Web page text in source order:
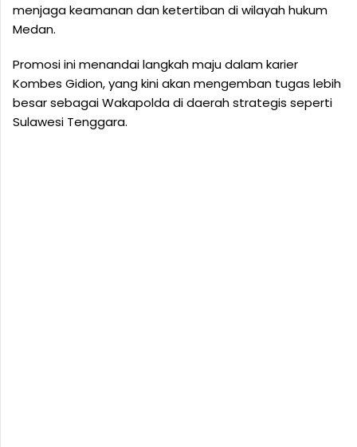
menjaga keamanan dan ketertiban di wilayah hukum
Medan.
Promosi ini menandai langkah maju dalam karier
Kombes Gidion, yang kini akan mengemban tugas lebih
besar sebagai Wakapolda di daerah strategis seperti
Sulawesi Tenggara.